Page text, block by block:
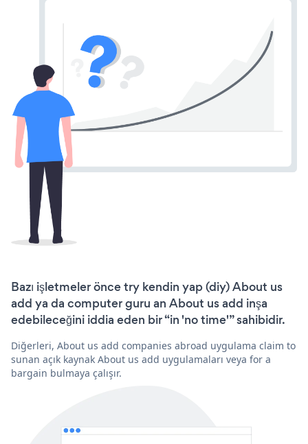
Bazı işletmeler önce try kendin yap (diy) About us
add ya da computer guru an About us add inşa
edebileceğini iddia eden bir “in 'no time'” sahibidir.
Diğerleri, About us add companies abroad uygulama claim to
sunan açık kaynak About us add uygulamaları veya for a
bargain bulmaya çalışır.